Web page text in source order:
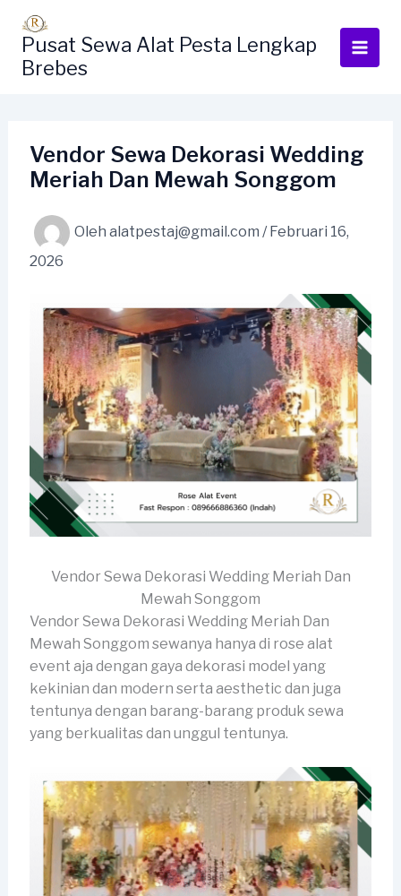
kontenPusat Sewa Alat Pesta Lengkap
Brebes
Vendor Sewa Dekorasi Wedding
Meriah Dan Mewah Songgom
Oleh alatpestaj@gmail.com / Februari 16,
2026
Vendor Sewa Dekorasi Wedding Meriah Dan
Mewah Songgom
Vendor Sewa Dekorasi Wedding Meriah Dan
Mewah Songgom sewanya hanya di rose alat
event aja dengan gaya dekorasi model yang
kekinian dan modern serta aesthetic dan juga
tentunya dengan barang-barang produk sewa
yang berkualitas dan unggul tentunya.